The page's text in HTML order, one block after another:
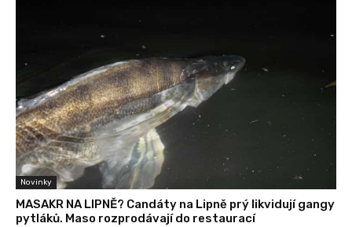
Novinky
MASAKR NA LIPNĚ? Candáty na Lipně prý likvidují gangy
pytláků. Maso rozprodávají do restaurací